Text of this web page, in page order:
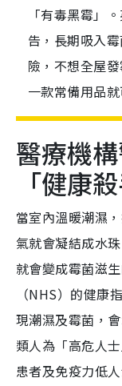
「有毒黑霉」
告，長期吸入
險，不想全屋
一款常備用品
醫療機
「健康殺
當室內溫暖潮濕
氣就會凝結成水
就會變成霉菌滋
（NHS）的健康
現潮濕及霉菌，
類人為「高危人
患者及免疫力低人